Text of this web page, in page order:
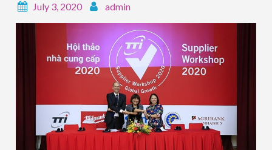
July 3, 2020 admin